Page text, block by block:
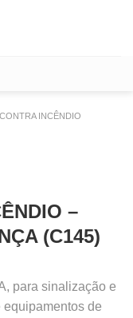
CONTRA INCÊNDIO
–
(C145)
para sinalização e
de